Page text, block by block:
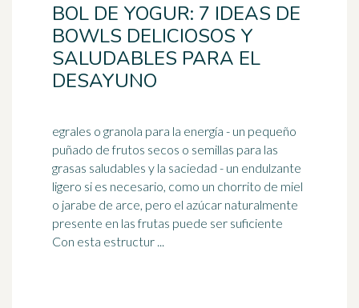
BOL DE YOGUR: 7 IDEAS DE
BOWLS DELICIOSOS Y
SALUDABLES PARA EL
DESAYUNO
egrales o granola para la energía - un pequeño
puñado de frutos secos o semillas para las
grasas saludables y la saciedad - un endulzante
ligero si es necesario, como un chorrito de miel
o jarabe de arce, pero el azúcar naturalmente
presente en las frutas puede ser suficiente
Con esta estructur ...